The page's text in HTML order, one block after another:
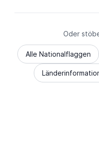
Oder
Alle Nationalflaggen